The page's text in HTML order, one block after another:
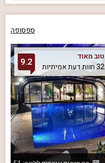
ספסופה
טוב מאוד
32 חוות דעת אמיתיות
9.2